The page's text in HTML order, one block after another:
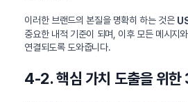
이러한 브랜드의 본질을 명확히 하는 것은
중요한 내적 기준이 되며, 이후 모든 메시지
연결되도록 도와줍니다.
4-2. 핵심 가치 도출을 위한